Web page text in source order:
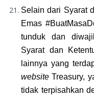
Selain dari Syarat
Emas
tunduk dan
Syarat dan
lainnya yang
website Treasury,
tidak terpisahkan